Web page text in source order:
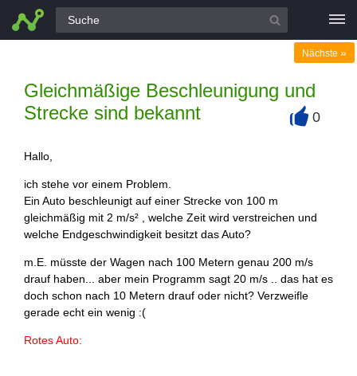
Alle Fragen
Gleichmäßige Beschleunigung und
Strecke sind bekannt
Nächste »
0
Hallo,
ich stehe vor einem Problem.
Ein Auto beschleunigt auf einer Strecke von 100 m
gleichmäßig mit 2 m/s² , welche Zeit wird verstreichen und
welche Endgeschwindigkeit besitzt das Auto?
m.E. müsste der Wagen nach 100 Metern genau 200 m/s
drauf haben... aber mein Programm sagt 20 m/s .. das hat es
doch schon nach 10 Metern drauf oder nicht? Verzweifle
gerade echt ein wenig :(
Rotes Auto: